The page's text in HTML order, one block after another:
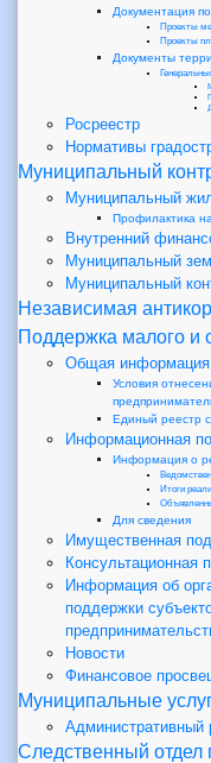
Документация
Проекты
Проекты
Документы
Росреестр
Нормативы
Муниципальный
Муниципальный
Профилактика
Внутренний
Муниципальный
Муниципальный
Независимая
Поддержка малого и
Общая информация
Условия
Единый реестр
Информационная
Информация о
Итоги
Для сведения
Имущественная
Консультационная
Информация об
поддержки
Новости
Финансовое
Муниципальные
Административный
Следственный